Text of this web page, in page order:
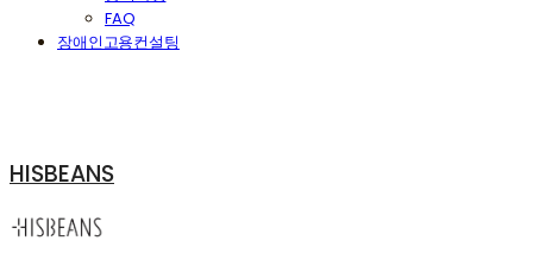
FAQ
장애인고용컨설팅
HISBEANS